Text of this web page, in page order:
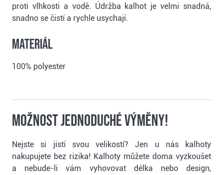
proti vlhkosti a vodě. Údržba kalhot je velmi snadná,
snadno se čistí a rychle usychají.
Materiál
100% polyester
Možnost jednoduché výměny!
Nejste si jistí svou velikostí? Jen u nás kalhoty
nakupujete bez rizika! Kalhoty můžete doma vyzkoušet
a nebude-li vám vyhovovat délka nebo design,